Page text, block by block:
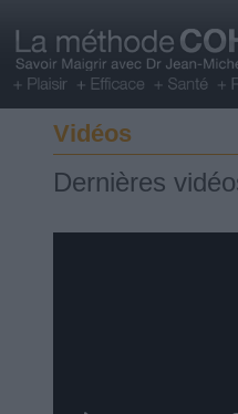
Vidéos
Dernières